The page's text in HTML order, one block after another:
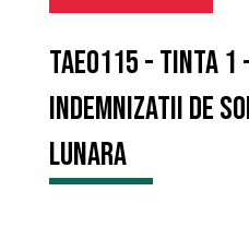
TAE0115 - Tinta
Indemnizatii de
lunara